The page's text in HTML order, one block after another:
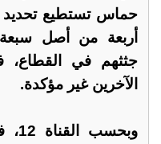
حماس تستطيع تحديد
أربعة من أصل سبعة
جثثهم في القطاع،
الآخرين غير مؤكدة.